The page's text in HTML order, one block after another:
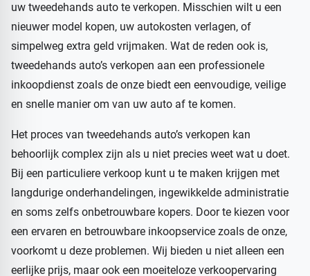
uw tweedehands auto te verkopen. Misschien wilt u een
nieuwer model kopen, uw autokosten verlagen, of
simpelweg extra geld vrijmaken. Wat de reden ook is,
tweedehands auto’s verkopen aan een professionele
inkoopdienst zoals de onze biedt een eenvoudige, veilige
en snelle manier om van uw auto af te komen.
Het proces van tweedehands auto’s verkopen kan
behoorlijk complex zijn als u niet precies weet wat u doet.
Bij een particuliere verkoop kunt u te maken krijgen met
langdurige onderhandelingen, ingewikkelde administratie
en soms zelfs onbetrouwbare kopers. Door te kiezen voor
een ervaren en betrouwbare inkoopservice zoals de onze,
voorkomt u deze problemen. Wij bieden u niet alleen een
eerlijke prijs, maar ook een moeiteloze verkoopervaring